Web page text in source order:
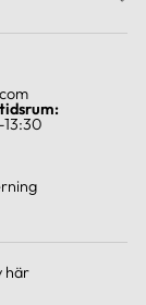
13:30
här